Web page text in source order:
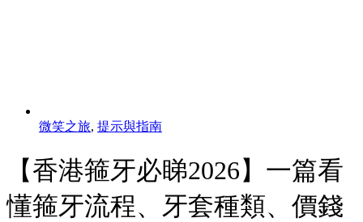
微笑之旅, 提示與指南
【香港箍牙必睇2026】一篇看
懂箍牙流程、牙套種類、價錢